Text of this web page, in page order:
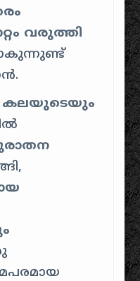
വരുത്തി
കലയുടെയും